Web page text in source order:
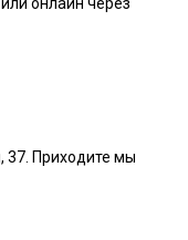
37. Приходите мы